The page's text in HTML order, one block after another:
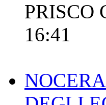
PRISCO
16:41